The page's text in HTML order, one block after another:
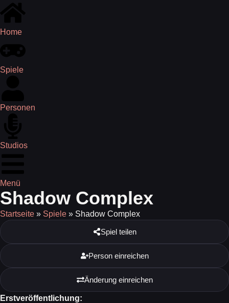
Home
Spiele
Personen
Studios
Menü
Shadow Complex
Startseite » Spiele » Shadow Complex
Spiel teilen
Person einreichen
Änderung einreichen
Erstveröffentlichung: